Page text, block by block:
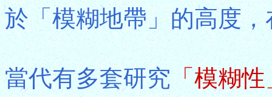
於「模糊地帶」的高度
當代有多套研究「模糊性